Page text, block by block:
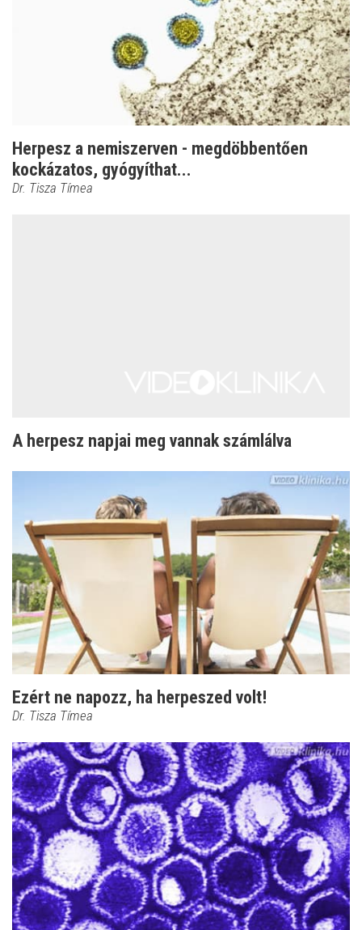
Herpesz a nemiszerven - megdöbbentően
kockázatos, gyógyíthat...
Dr. Tisza Tímea
A herpesz napjai meg vannak számlálva
Ezért ne napozz, ha herpeszed volt!
Dr. Tisza Tímea